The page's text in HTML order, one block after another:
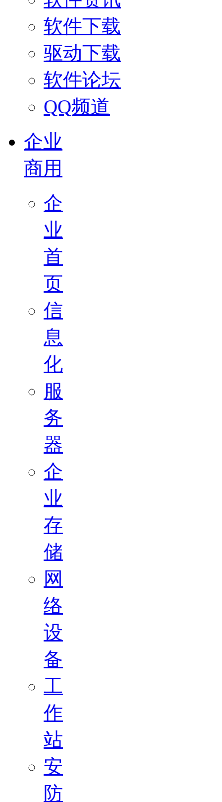
软件下载
驱动下载
软件论坛
QQ频道
企业
商用
企
业
首
页
信
息
化
服
务
器
企
业
存
储
网
络
设
备
工
作
站
安
防